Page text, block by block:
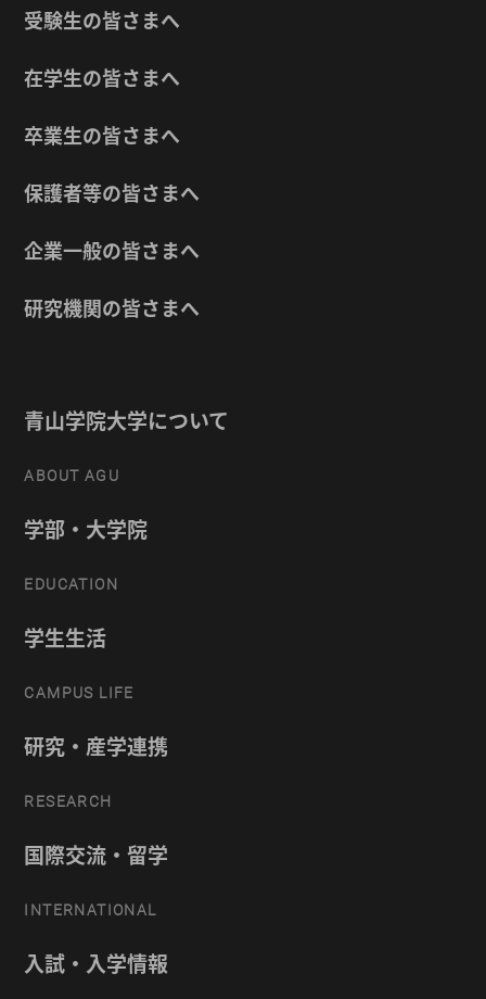
受験生の皆さまへ
在学生の皆さまへ
卒業生の皆さまへ
保護者等の皆さまへ
企業一般の皆さまへ
研究機関の皆さまへ
青山学院大学について
ABOUT AGU
学部・大学院
EDUCATION
学生生活
CAMPUS LIFE
研究・産学連携
RESEARCH
国際交流・留学
INTERNATIONAL
入試・入学情報